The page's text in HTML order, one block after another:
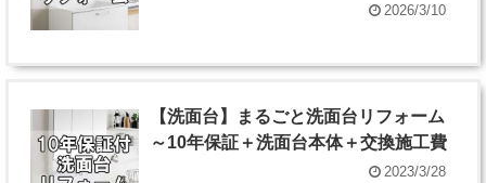
2026/3/10
【洗面台】まるごと洗面台リフォーム
～10年保証＋洗面台本体＋交換施工費
2023/3/28